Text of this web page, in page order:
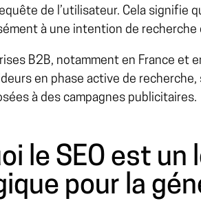
de l’utilisateur. Cela signifie
à une intention de
B2B, notamment en France et
en phase active de
à des campagnes publicitaires.
le SEO est un
pour la